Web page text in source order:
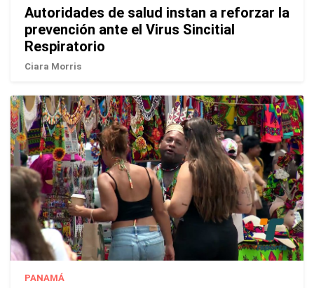
Autoridades de salud instan a reforzar la
prevención ante el Virus Sincitial
Respiratorio
Ciara Morris
PANAMÁ